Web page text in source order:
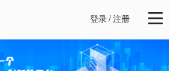
登录/注册